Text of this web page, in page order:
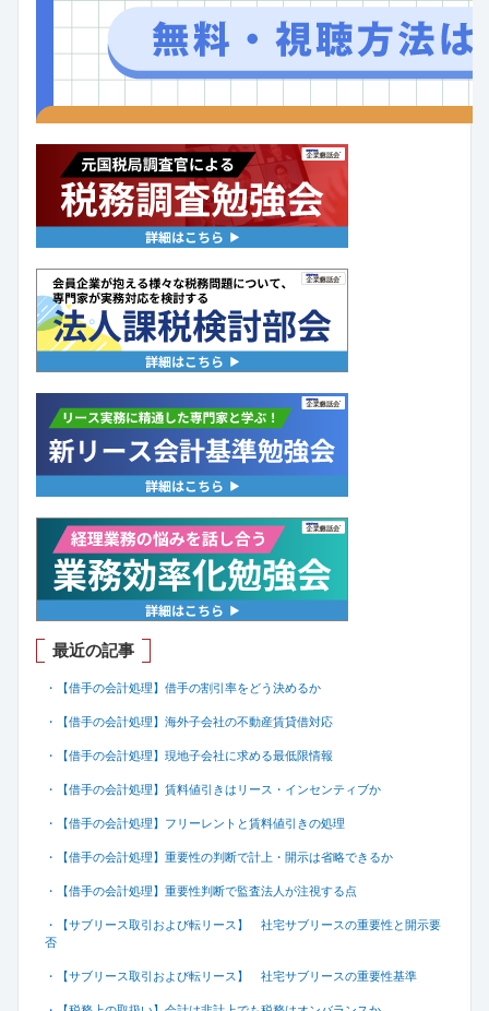
最近の記事
・【借手の会計処理】借手の割引率をどう決めるか
・【借手の会計処理】海外子会社の不動産賃貸借対応
・【借手の会計処理】現地子会社に求める最低限情報
・【借手の会計処理】賃料値引きはリース・インセンティブか
・【借手の会計処理】フリーレントと賃料値引きの処理
・【借手の会計処理】重要性の判断で計上・開示は省略できるか
・【借手の会計処理】重要性判断で監査法人が注視する点
・【サブリース取引および転リース】 社宅サブリースの重要性と開示要
否
・【サブリース取引および転リース】 社宅サブリースの重要性基準